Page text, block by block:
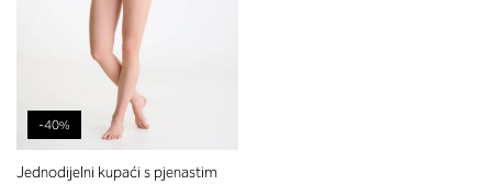
-40%
Jednodijelni kupaći s pjenastim